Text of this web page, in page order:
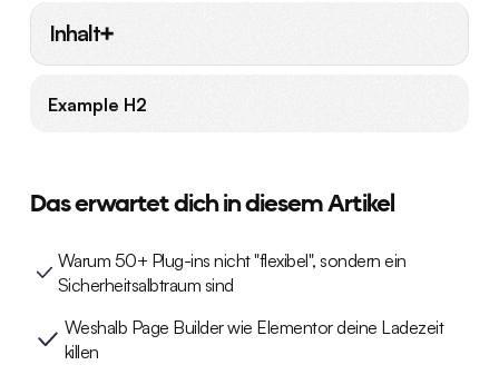
Das erwartet dich in diesem Artikel
Warum 50+ Plug-ins nicht "flexibel", sondern ein
Sicherheitsalbtraum sind
Weshalb Page Builder wie Elementor deine Ladezeit
killen
Inhalt
Example H2